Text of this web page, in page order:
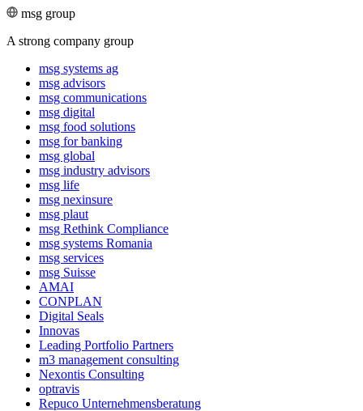
msg group
A strong company group
msg systems ag
msg advisors
msg commu­ni­ca­tions
msg digital
msg food solutions
msg for banking
msg global
msg industry advisors
msg life
msg nexinsure
msg plaut
msg Rethink Compli­ance
msg systems Romania
msg services
msg Suisse
AMAI
CONPLAN
Digital Seals
Innovas
Leading Port­folio Partners
m3 manage­ment consul­ting
Nexontis Consulting
optravis
Repuco Unternehmensberatung